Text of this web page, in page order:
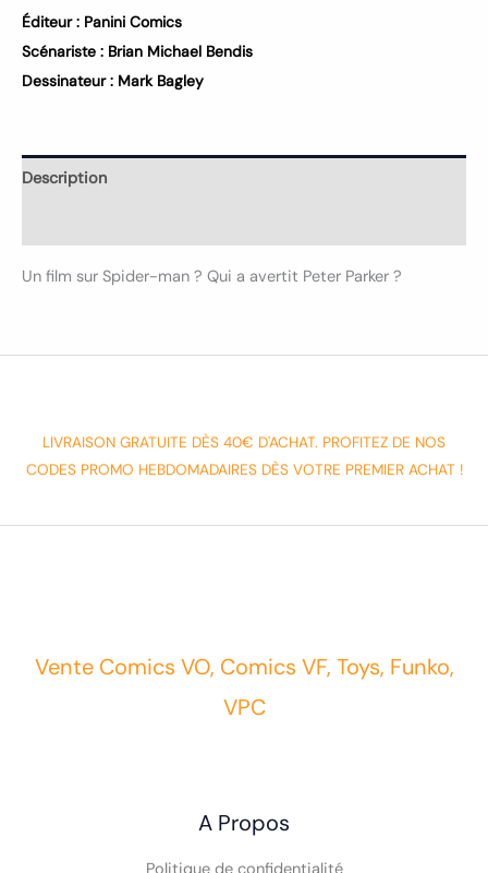
Éditeur : Panini Comics
Scénariste : Brian Michael Bendis
Dessinateur : Mark Bagley
Description
Un film sur Spider-man ? Qui a avertit Peter Parker ?
LIVRAISON GRATUITE DÈS 40€ D'ACHAT. PROFITEZ DE NOS
CODES PROMO HEBDOMADAIRES DÈS VOTRE PREMIER ACHAT !
Vente Comics VO, Comics VF, Toys, Funko,
VPC
A Propos